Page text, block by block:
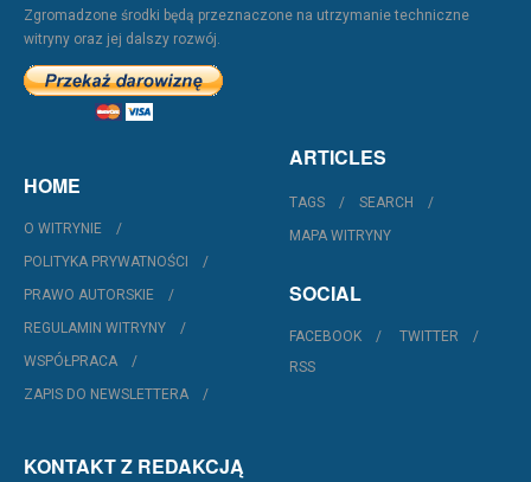
Zgromadzone środki będą przeznaczone na utrzymanie techniczne
witryny oraz jej dalszy rozwój.
HOME
O WITRYNIE
POLITYKA PRYWATNOŚCI
PRAWO AUTORSKIE
REGULAMIN WITRYNY
WSPÓŁPRACA
ZAPIS DO NEWSLETTERA
ARTICLES
TAGS
SEARCH
MAPA WITRYNY
SOCIAL
FACEBOOK
TWITTER
RSS
KONTAKT Z REDAKCJĄ